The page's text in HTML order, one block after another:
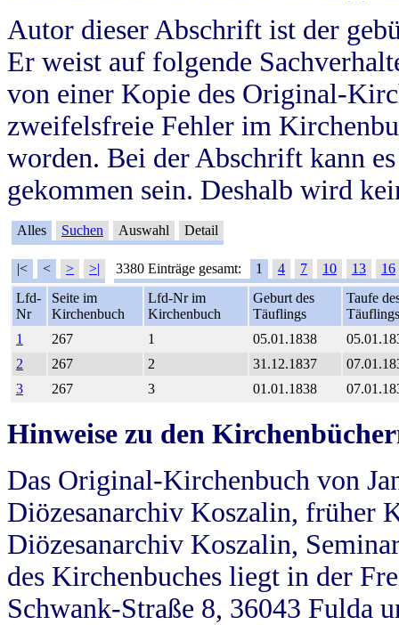
Autor dieser Abschrift ist der
Er weist auf folgende
von einer Kopie des Original-
zweifelsfreie Fehler im
worden. Bei der Abschrift kann
gekommen sein. Deshalb wird
Alles Suchen Auswahl Detail
|< < > >| 3380 Einträge gesamt: 1 4 7 10 13
16
Lfd-
Nr
Seite im
Kirchenbuch
Lfd-Nr im
Kirchenbuch
Geburt des
Täuflings
Taufe
Täuflings
1
267 1 05.01.1838
2
267 2 31.12.1837
3
267 3 01.01.1838
Hinweise zu den
Das Original-Kirchenbuch von
Diözesanarchiv Koszalin, früher
Diözesanarchiv Koszalin,
des Kirchenbuches liegt in der
Schwank-Straße 8, 36043 Fulda